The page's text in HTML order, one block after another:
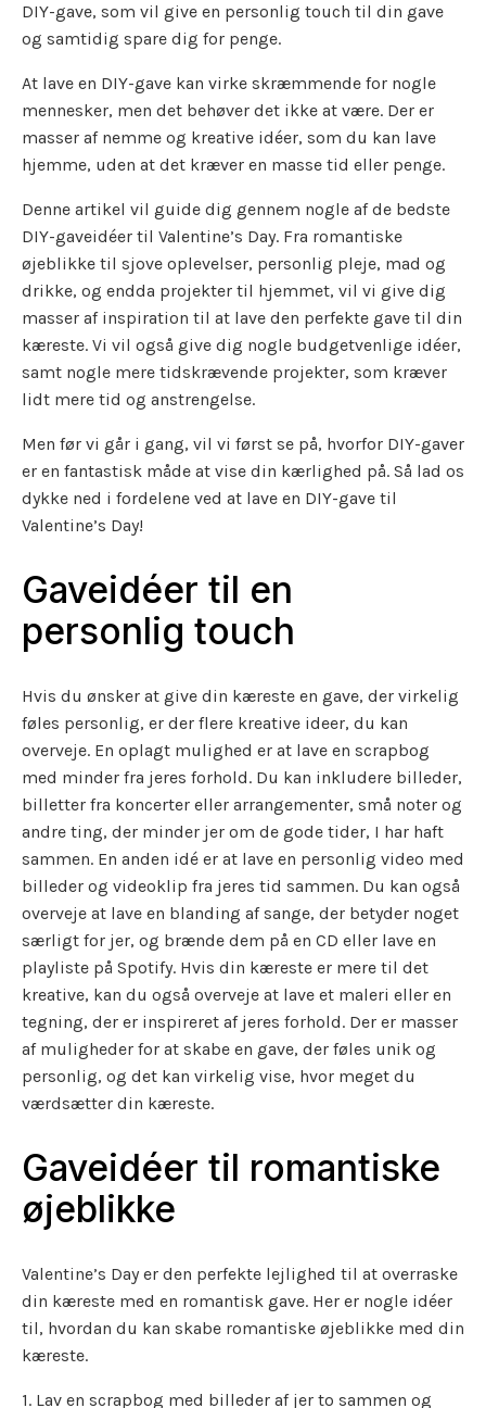
DIY-gave, som vil give en personlig touch til din gave
og samtidig spare dig for penge.
At lave en DIY-gave kan virke skræmmende for nogle
mennesker, men det behøver det ikke at være. Der er
masser af nemme og kreative idéer, som du kan lave
hjemme, uden at det kræver en masse tid eller penge.
Denne artikel vil guide dig gennem nogle af de bedste
DIY-gaveidéer til Valentine’s Day. Fra romantiske
øjeblikke til sjove oplevelser, personlig pleje, mad og
drikke, og endda projekter til hjemmet, vil vi give dig
masser af inspiration til at lave den perfekte gave til din
kæreste. Vi vil også give dig nogle budgetvenlige idéer,
samt nogle mere tidskrævende projekter, som kræver
lidt mere tid og anstrengelse.
Men før vi går i gang, vil vi først se på, hvorfor DIY-gaver
er en fantastisk måde at vise din kærlighed på. Så lad os
dykke ned i fordelene ved at lave en DIY-gave til
Valentine’s Day!
Gaveidéer til en
personlig touch
Hvis du ønsker at give din kæreste en gave, der virkelig
føles personlig, er der flere kreative ideer, du kan
overveje. En oplagt mulighed er at lave en scrapbog
med minder fra jeres forhold. Du kan inkludere billeder,
billetter fra koncerter eller arrangementer, små noter og
andre ting, der minder jer om de gode tider, I har haft
sammen. En anden idé er at lave en personlig video med
billeder og videoklip fra jeres tid sammen. Du kan også
overveje at lave en blanding af sange, der betyder noget
særligt for jer, og brænde dem på en CD eller lave en
playliste på Spotify. Hvis din kæreste er mere til det
kreative, kan du også overveje at lave et maleri eller en
tegning, der er inspireret af jeres forhold. Der er masser
af muligheder for at skabe en gave, der føles unik og
personlig, og det kan virkelig vise, hvor meget du
værdsætter din kæreste.
Gaveidéer til romantiske
øjeblikke
Valentine’s Day er den perfekte lejlighed til at overraske
din kæreste med en romantisk gave. Her er nogle idéer
til, hvordan du kan skabe romantiske øjeblikke med din
kæreste.
1. Lav en scrapbog med billeder af jer to sammen og